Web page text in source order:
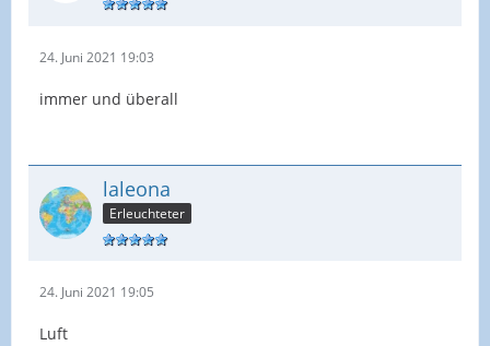
24. Juni 2021 19:03
immer und überall
laleona
Erleuchteter
24. Juni 2021 19:05
Luft